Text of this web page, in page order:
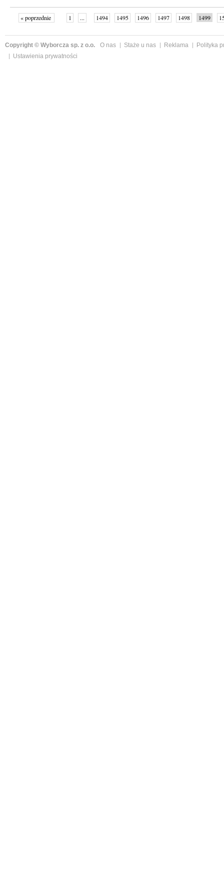
« poprzednie 1 ... 1494 1495 1496 1497 1498 1499
Copyright © Wyborcza sp. z o.o. O nas Staże u nas Reklama
Polityka
Ustawienia prywatności